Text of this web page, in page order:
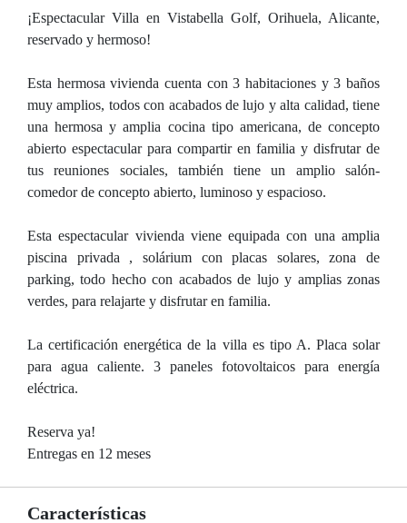
¡Espectacular Villa en Vistabella Golf, Orihuela, Alicante,
reservado y hermoso!
Esta hermosa vivienda cuenta con 3 habitaciones y 3 baños
muy amplios, todos con acabados de lujo y alta calidad, tiene
una hermosa y amplia cocina tipo americana, de concepto
abierto espectacular para compartir en familia y disfrutar de
tus reuniones sociales, también tiene un amplio salón-
comedor de concepto abierto, luminoso y espacioso.
Esta espectacular vivienda viene equipada con una amplia
piscina privada , solárium con placas solares, zona de
parking, todo hecho con acabados de lujo y amplias zonas
verdes, para relajarte y disfrutar en familia.
La certificación energética de la villa es tipo A. Placa solar
para agua caliente. 3 paneles fotovoltaicos para energía
eléctrica.
Reserva ya!
Entregas en 12 meses
Características